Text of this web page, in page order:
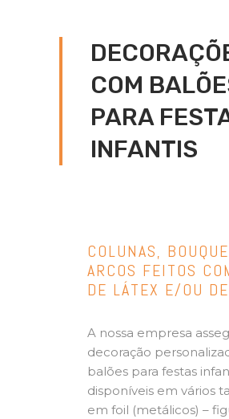
COM
PARA
INFANTIS
COLUNAS,
ARCOS FEITOS
DE LÁTEX E/OU
A nossa empresa
decoração
balões para festas
disponíveis em vários
em foil (metálicos) –